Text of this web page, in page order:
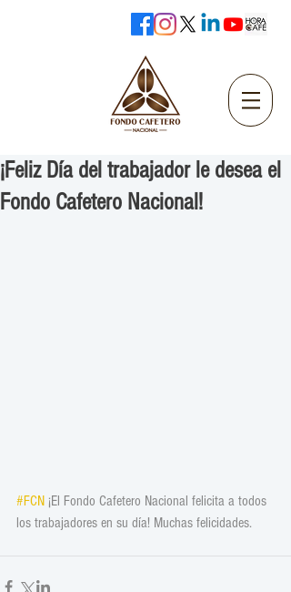
¡Feliz Día del trabajador le desea el
Fondo Cafetero Nacional!
#FCN ¡El Fondo Cafetero Nacional felicita a todos
los trabajadores en su día! Muchas felicidades.